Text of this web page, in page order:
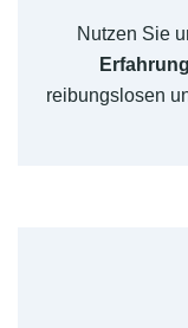
Nutzen Sie
Erfahrung
reibungslosen